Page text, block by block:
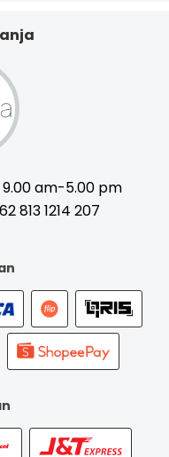
9.00 am-5.00 pm
813 1214 207